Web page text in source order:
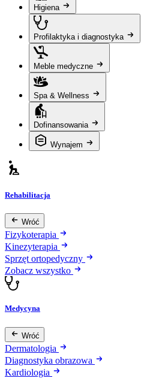
Higiena
Profilaktyka i diagnostyka
Meble medyczne
Spa & Wellness
Dofinansowania
Wynajem
Rehabilitacja
Wróć
Fizykoterapia
Kinezyterapia
Sprzęt ortopedyczny
Zobacz wszystko
Medycyna
Wróć
Dermatologia
Diagnostyka obrazowa
Kardiologia